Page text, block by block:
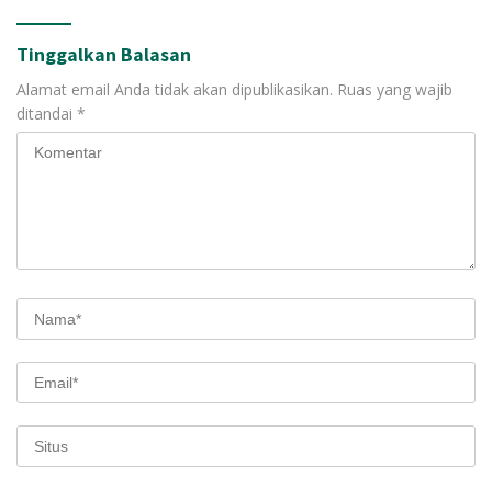
Tinggalkan Balasan
Alamat email Anda tidak akan dipublikasikan. Ruas yang wajib
ditandai *